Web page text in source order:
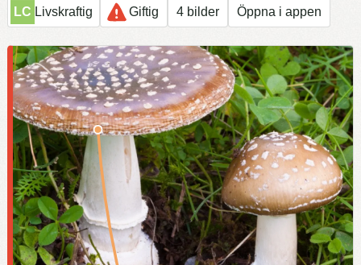
LC Livskraftig Giftig 4 bilder Öppna i appen